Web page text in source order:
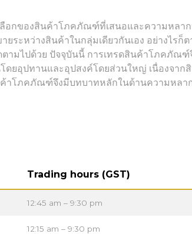
อกของสินค้าโภคภัณฑ์ที่เสนอและความหลา
ะหว่างสินค้าในกลุ่มเดียวกันเอง อย่างไรก็ต
ามไปด้วย ปัจจุบันนี้ การเทรดสินค้าโภคภัณฑ์
โดยอุปทานและอุปสงค์โดยส่วนใหญ่ เนื่องจ
ค้าโภคภัณฑ์จึงมีบทบาทหลักในด้านความหลา
Trading hours (GST)
12:45 am – 9:30 pm
12:15 am – 9:30 pm